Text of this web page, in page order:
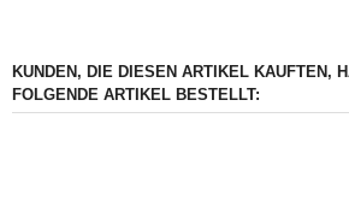
KUNDEN, DIE DIESEN ARTIKEL KAUFTEN,
FOLGENDE ARTIKEL BESTELLT: